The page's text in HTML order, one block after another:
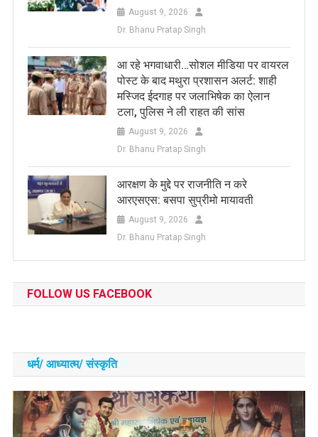
August 9, 2026
Dr. Bhanu Pratap Singh
आ रहे भगवाधारी…सोशल मीडिया पर वायरल
पोस्ट के बाद मथुरा प्रशासन अलर्ट: शाही
मस्जिद ईदगाह पर जलाभिषेक का ऐलान
टला, पुलिस ने ली राहत की सांस
August 9, 2026
Dr. Bhanu Pratap Singh
आरक्षण के मुद्दे पर राजनीति न करे
आरएसएस: बसपा सुप्रीमो मायावती
August 9, 2026
Dr. Bhanu Pratap Singh
FOLLOW US FACEBOOK
धर्म/ आध्‍यात्‍म/ संस्‍कृति